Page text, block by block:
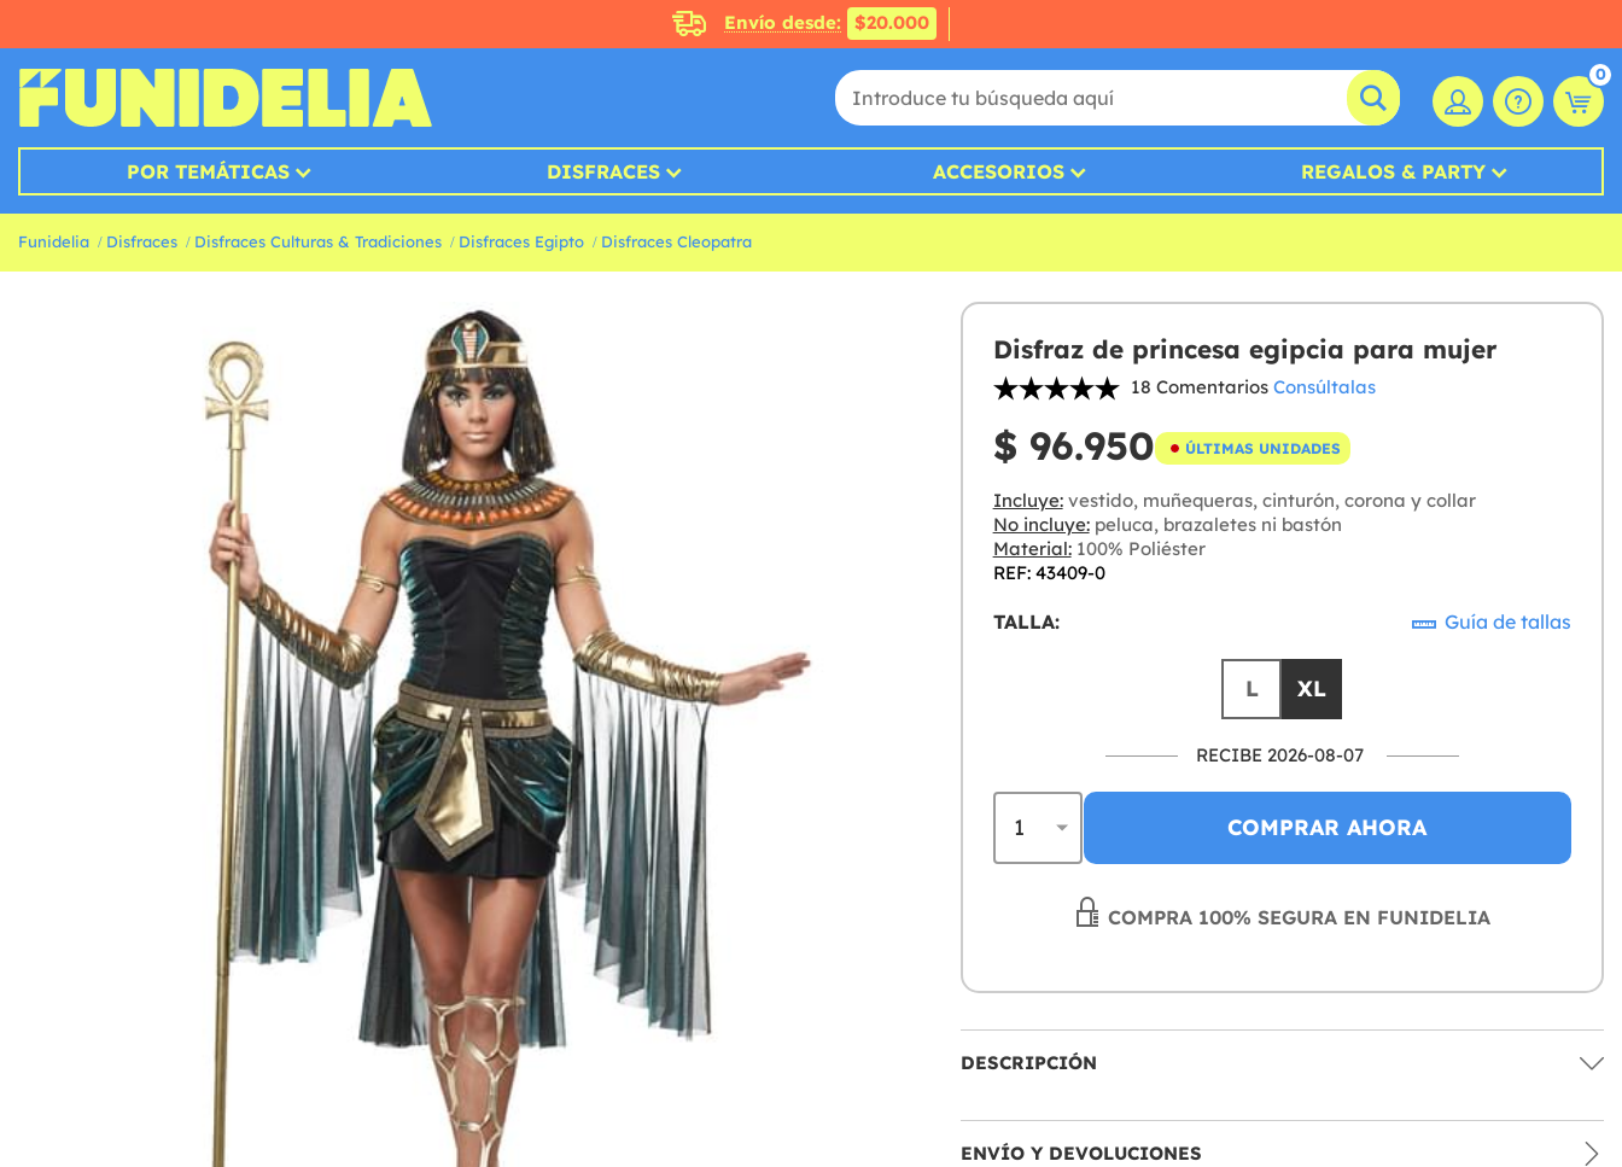
Envío desde: $20.000
0
POR TEMÁTICAS DISFRACES ACCESORIOS REGALOS & PARTY
Funidelia Disfraces Disfraces Culturas & Tradiciones Disfraces Egipto Disfraces Cleopatra
Disfraz de princesa egipcia para mujer
18 Comentarios Consúltalas
$ 96.950 ÚLTIMAS UNIDADES
Incluye:vestido, muñequeras, cinturón, corona y collar
No incluye:peluca, brazaletes ni bastón
Material:100% Poliéster
REF: 43409-0
TALLA: Guía de tallas
L XL
RECIBE 2026-08-07
COMPRAR AHORA
COMPRA 100% SEGURA EN FUNIDELIA
DESCRIPCIÓN
ENVÍO Y DEVOLUCIONES